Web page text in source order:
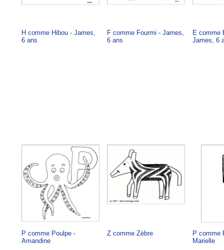
H comme Hibou - James,
6 ans
F comme Fourmi - James,
6 ans
E comme
James, 6
P comme Poulpe -
Amandine
Z comme Zèbre
P comme
Marielle